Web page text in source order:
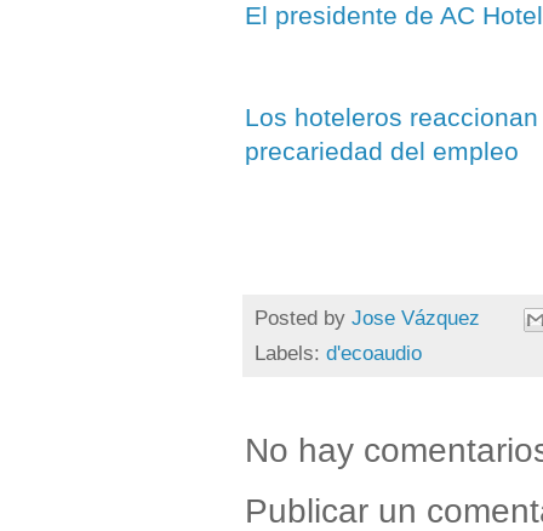
El presidente de AC
Los hoteleros
precariedad del empleo
Posted by Jose Vázquez
Labels: d'ecoaudio
No hay
Publicar un